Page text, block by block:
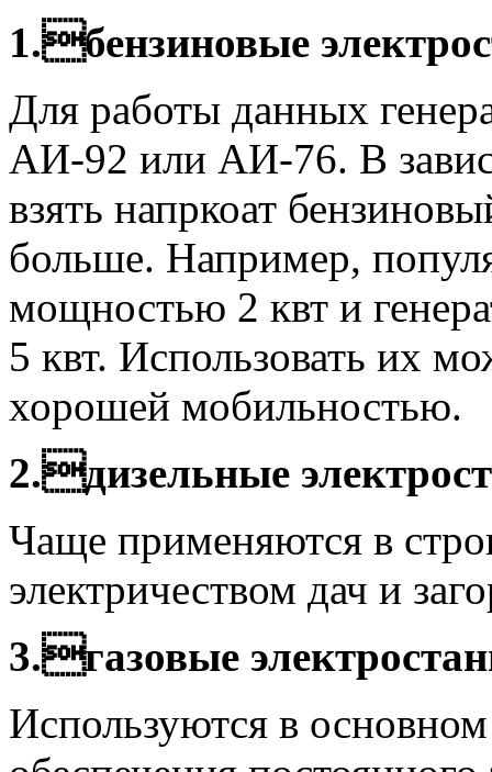
1.бензиновые
Для работы данных
АИ-92 или АИ-76. В
взять напркоат
больше. Например,
мощностью 2 квт и
5 квт. Использовать их
хорошей мобильностью.
2.дизельные
Чаще применяются в
электричеством дач и
3.газовые
Используются в